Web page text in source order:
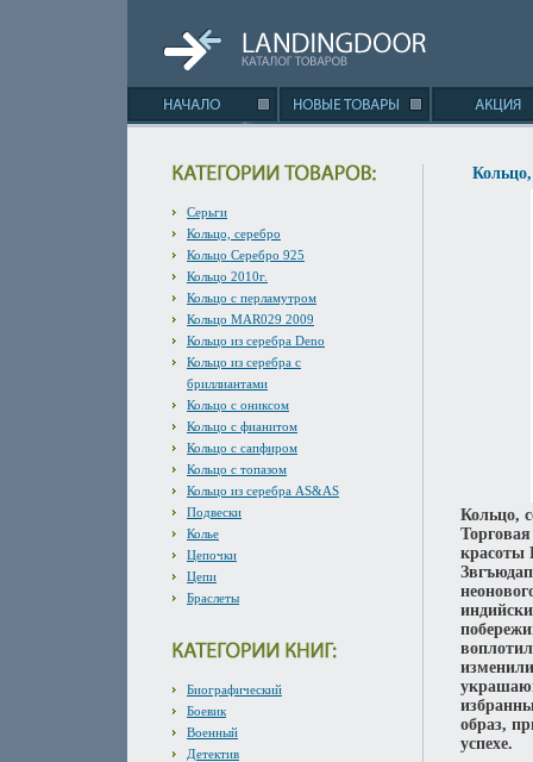
Серьги
Кольцо, серебро
Кольцо Серебро 925
Кольцо 2010г.
Кольцо с перламутром
Кольцо MAR029 2009
Кольцо из серебра Deno
Кольцо из серебра с
бриллиантами
Кольцо с ониксом
Кольцо с фианитом
Кольцо с сапфиром
Кольцо с топазом
Кольцо из серебра AS&AS
Подвески
Колье
Цепочки
Цепи
Браслеты
Биографический
Боевик
Военный
Детектив
Кольцо,
Кольцо,
красоты
образ,
успехе.